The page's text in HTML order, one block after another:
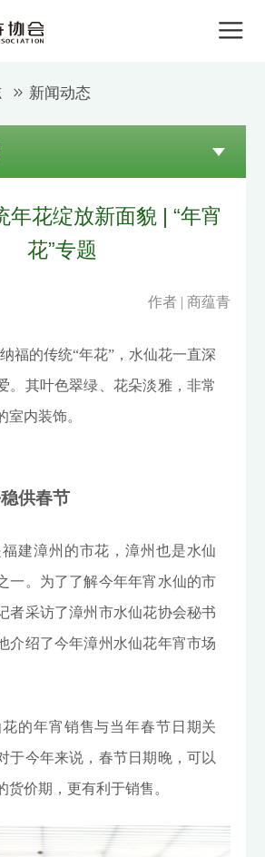
新闻动态
年花绽放新面貌 | “年宵
花”专题
作者 | 商蕴青
福的传统“年花”，水仙花一直深
。其叶色翠绿、花朵淡雅，非常
室内装饰。
供春节
建漳州的市花，漳州也是水仙
一。为了了解今年年宵水仙的市
者采访了漳州市水仙花协会秘书
介绍了今年漳州水仙花年宵市场
的年宵销售与当年春节日期关
于今年来说，春节日期晚，可以
货价期，更有利于销售。